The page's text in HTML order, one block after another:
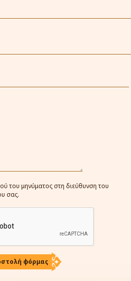
του μηνύματος στη διεύθυνση του
σας.
φόρμας